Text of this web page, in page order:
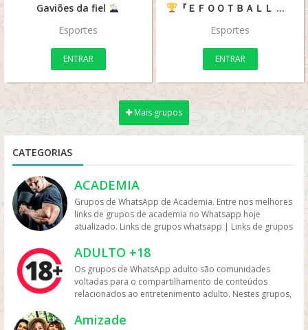
Gaviões da fiel
Esportes
ENTRAR
『ＥＦＯＯＴＢＡＬＬ ＤＯＳ ＣＲＩＡＳ
Esportes
ENTRAR
Mais grupos
CATEGORIAS
ACADEMIA
Grupos de WhatsApp de Academia. Entre nos melhores
links de grupos de academia no Whatsapp hoje
atualizado. Links de grupos whatsapp | Links de grupos
de Whatsapp – Link Grupo Whatsapp. Só os melhores
links de grupos do Whatsapp entre agora porque os
links podem expirar. Mas antes compartilhe os grupos
na redes sociais. Conheça os grupos na rede sociais
whatsapp e converse com pessoas porque é tudo de
bom. Interaja com pessoas do brasil inteiro e também
de fora do brasil. Em grupos de whatsapp, entre em
ADULTO +18
Os grupos de WhatsApp adulto são comunidades
voltadas para o compartilhamento de conteúdos
relacionados ao entretenimento adulto. Nestes grupos,
discutir temas como sensualidade, relacionamento e
Amizade